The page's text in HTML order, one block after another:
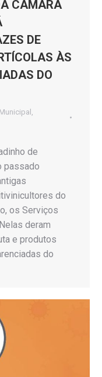
CÂMARA
DE
ÀS
DO
de
passado
do
os Serviços
deram
e produtos
do